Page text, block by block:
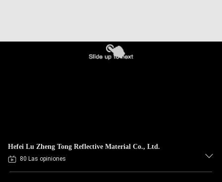
Hefei Lu Zheng Tong Reflective Material Co., Ltd.
80 Las opiniones